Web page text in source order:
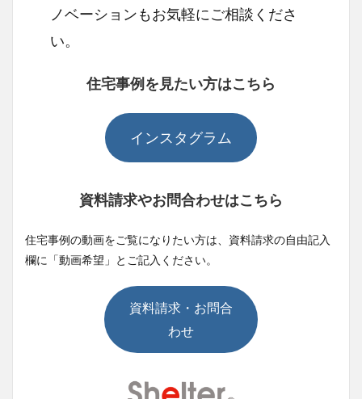
ノベーションもお気軽にご相談くださ
い。
住宅事例を見たい方はこちら
インスタグラム
資料請求やお問合わせはこちら
住宅事例の動画をご覧になりたい方は、資料請求の自由記入
欄に「動画希望」とご記入ください。
資料請求・お問合
わせ